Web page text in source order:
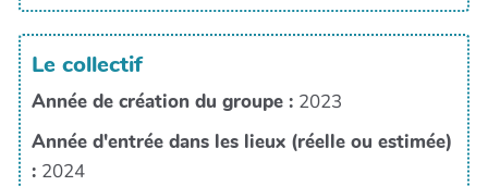
Le collectif
Année de création du groupe : 2023
Année d'entrée dans les lieux (réelle ou estimée)
: 2024